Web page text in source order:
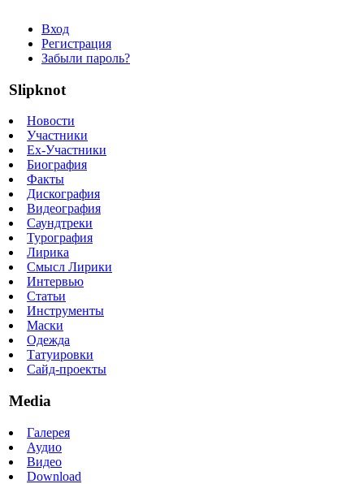
Вход
Регистрация
Забыли пароль?
Slipknot
Новости
Участники
Ex-Участники
Биография
Факты
Дискография
Видеография
Саундтреки
Турография
Лирика
Смысл Лирики
Интервью
Статьи
Инструменты
Маски
Одежда
Татуировки
Сайд-проекты
Media
Галерея
Аудио
Видео
Download